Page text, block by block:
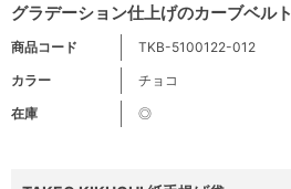
グラデーション仕上げのカーブベルト
商品コード
TKB-5100122-012
カラー
チョコ
在庫
◎